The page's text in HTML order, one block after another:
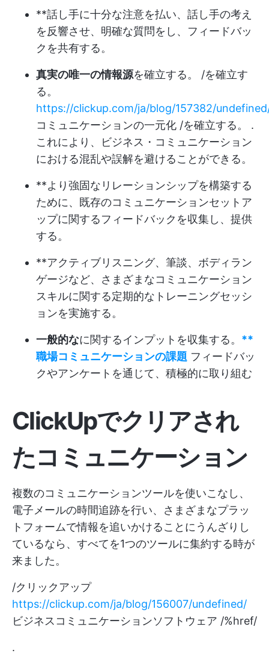
**話し手に十分な注意を払い、話し手の考え
を反響させ、明確な質問をし、フィードバッ
クを共有する。
真実の唯一の情報源を確立する。 /を確立す
る。
https://clickup.com/ja/blog/157382/
コミュニケーションの一元化 /を確立する。 .
これにより、ビジネス・コミュニケーション
における混乱や誤解を避けることができる。
**より強固なリレーションシップを構築する
ために、既存のコミュニケーションセットア
ップに関するフィードバックを収集し、提供
する。
**アクティブリスニング、筆談、ボディラン
ゲージなど、さまざまなコミュニケーション
スキルに関する定期的なトレーニングセッシ
ョンを実施する。
一般的なに関するインプットを収集する。 **
職場コミュニケーションの課題 フィードバッ
クやアンケートを通じて、積極的に取り組む
ClickUpでクリアされ
たコミュニケーション
複数のコミュニケーションツールを使いこなし、
電子メールの時間追跡を行い、さまざまなプラッ
トフォームで情報を追いかけることにうんざりし
ているなら、すべてを1つのツールに集約する時が
来ました。
/クリックアップ
https://clickup.com/ja/blog/156007/undefined/
ビジネスコミュニケーションソフトウェア /%href/
.